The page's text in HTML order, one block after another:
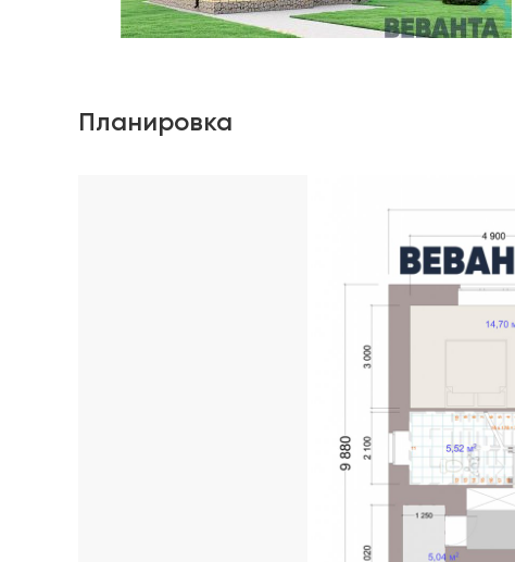
Планировка